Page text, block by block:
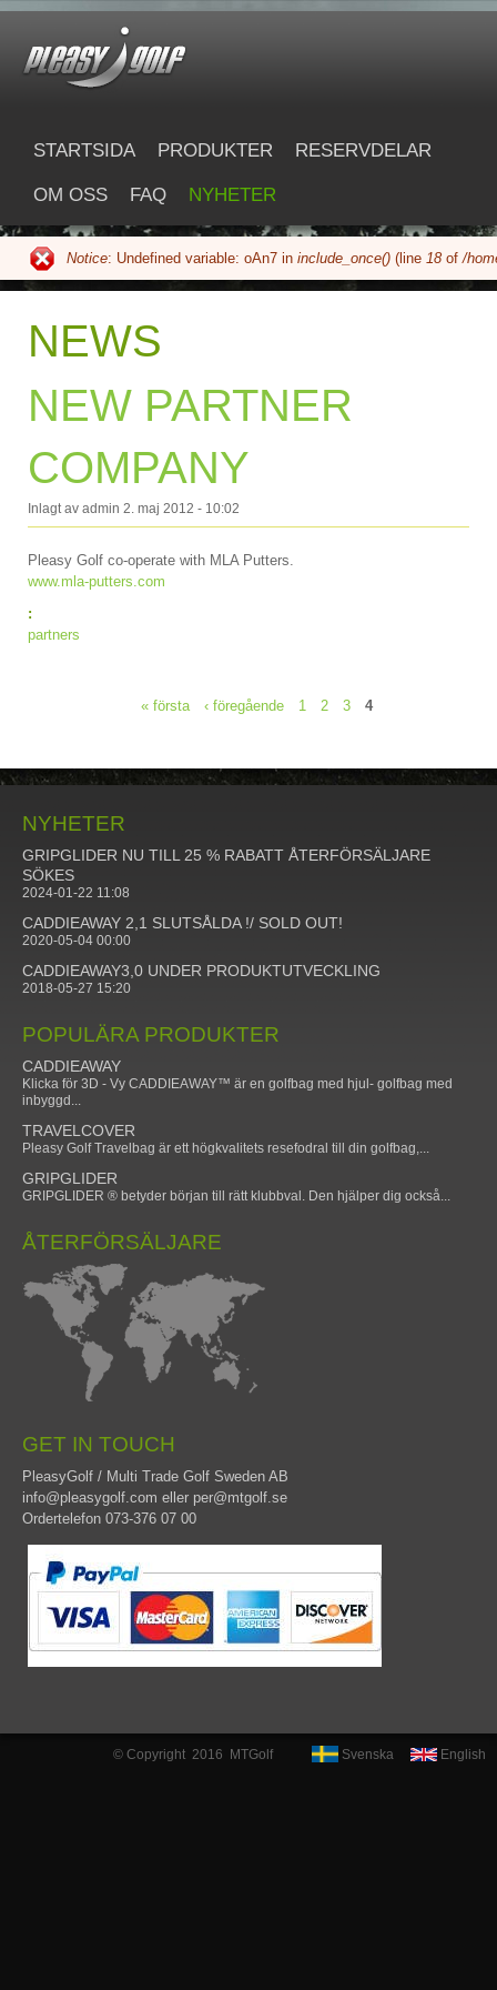
Hoppa till huvudinnehåll
pleasygolf.com
STARTSIDA PRODUKTER RESERVDELAR
OM OSS FAQ NYHETER
Felmeddelande
Notice: Undefined variable: oAn7 in include_once() (line 18 of/
NEWS
NEW PARTNER
COMPANY
Inlagt av admin 2. maj 2012 - 10:02
Pleasy Golf co-operate with MLA Putters.
www.mla-putters.com
:
partners
« första ‹ föregående 1 2 3 4
NYHETER
GRIPGLIDER NU TILL 25 % RABATT ÅTERFÖRSÄLJARE
SÖKES
2024-01-22 11:08
CADDIEAWAY 2,1 SLUTSÅLDA !/ SOLD OUT!
2020-05-04 00:00
CADDIEAWAY3,0 UNDER PRODUKTUTVECKLING
2018-05-27 15:20
POPULÄRA PRODUKTER
CADDIEAWAY
Klicka för 3D - Vy CADDIEAWAY™ är en golfbag med hjul- golfbag med
inbyggd...
TRAVELCOVER
Pleasy Golf Travelbag är ett högkvalitets resefodral till din golfbag,...
GRIPGLIDER
GRIPGLIDER ® betyder början till rätt klubbval. Den hjälper dig också...
ÅTERFÖRSÄLJARE
GET IN TOUCH
PleasyGolf / Multi Trade Golf Sweden AB
info@pleasygolf.com eller per@mtgolf.se
Ordertelefon 073-376 07 00
English
Svenska
© Copyright 2016 MTGolf